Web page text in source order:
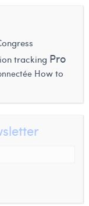
tracking Pro
How to